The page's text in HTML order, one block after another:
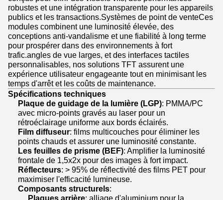
robustes et une intégration transparente pour les appareils
publics et les transactions.Systèmes de point de venteCes
modules combinent une luminosité élevée, des
conceptions anti-vandalisme et une fiabilité à long terme
pour prospérer dans des environnements à fort
trafic.angles de vue larges, et des interfaces tactiles
personnalisables, nos solutions TFT assurent une
expérience utilisateur engageante tout en minimisant les
temps d'arrêt et les coûts de maintenance.
Spécifications techniques
Plaque de guidage de la lumière (LGP): PMMA/PC
avec micro-points gravés au laser pour un
rétroéclairage uniforme aux bords éclairés.
Film diffuseur: films multicouches pour éliminer les
points chauds et assurer une luminosité constante.
Les feuilles de prisme (BEF): Amplifier la luminosité
frontale de 1,5x2x pour des images à fort impact.
Réflecteurs: > 95% de réflectivité des films PET pour
maximiser l'efficacité lumineuse.
Composants structurels:
Plaques arrière: alliage d'aluminium pour la